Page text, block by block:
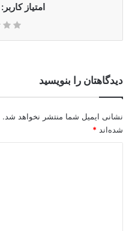
امتیاز کاربر:
دیدگاهتان را بنویسید
نشانی ایمیل شما منتشر نخواهد شد.
شده‌اند *